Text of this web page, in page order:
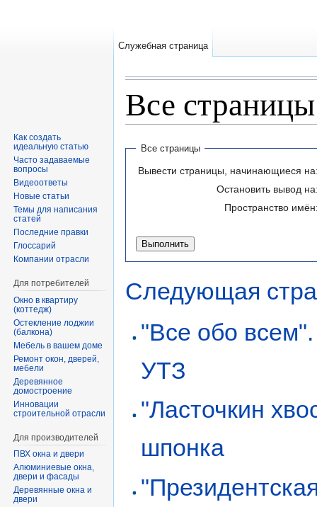
Все страницы
Все страницы
Вывести страницы, начинающиеся
Остановить вывод
Пространство
Следующая
"Все обо
УТЗ
"Ласточкин
шпонка
Служебная страница
Как создать
идеальную статью
Часто задаваемые
вопросы
Видеоответы
Новые статьи
Темы для написания
статей
Последние правки
Глоссарий
Компании отрасли
Для потребителей
Окно в квартиру
(коттедж)
Остекление лоджии
(балкона)
Мебель в вашем доме
Ремонт окон, дверей,
мебели
Деревянное
домостроение
Инновации
строительной отрасли
Для производителей
ПВХ окна и двери
Алюминиевые окна,
двери и фасады
Деревянные окна и
двери